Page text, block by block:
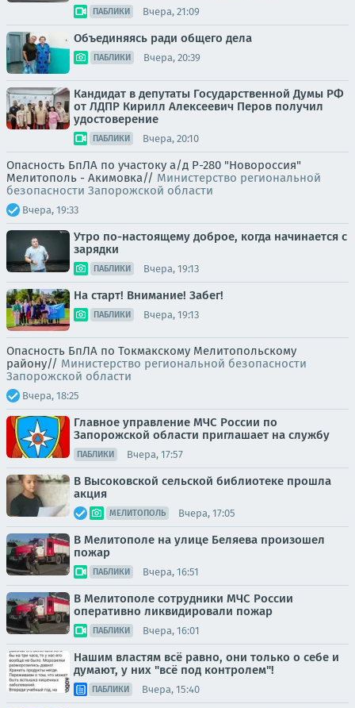
ПАБЛИКИ Вчера, 21:09
Объединяясь ради общего дела
ПАБЛИКИ Вчера, 20:39
Кандидат в депутаты Государственной Думы РФ
от ЛДПР Кирилл Алексеевич Перов получил
удостоверение
ПАБЛИКИ Вчера, 20:10
Опасность БпЛА по участоку а/д Р-280 "Новороссия"
Мелитополь - Акимовка// Министерство региональной
безопасности Запорожской области
Вчера, 19:33
Утро по-настоящему доброе, когда начинается с
зарядки
ПАБЛИКИ Вчера, 19:13
На старт! Внимание! Забег!
ПАБЛИКИ Вчера, 19:13
Опасность БпЛА по Токмакскому Мелитопольскому
району// Министерство региональной безопасности
Запорожской области
Вчера, 18:25
Главное управление МЧС России по
Запорожской области приглашает на службу
ПАБЛИКИ Вчера, 17:57
В Высоковской сельской библиотеке прошла
акция
МЕЛИТОПОЛЬ Вчера, 17:05
В Мелитополе на улице Беляева произошел
пожар
ПАБЛИКИ Вчера, 16:51
В Мелитополе сотрудники МЧС России
оперативно ликвидировали пожар
ПАБЛИКИ Вчера, 16:01
Нашим властям всё равно, они только о себе и
думают, у них "всё под контролем"!
ПАБЛИКИ Вчера, 15:40